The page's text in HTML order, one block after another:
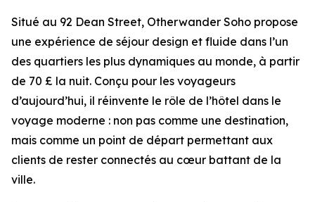
Situé au 92 Dean Street, Otherwander Soho propose
une expérience de séjour design et fluide dans l’un
des quartiers les plus dynamiques au monde, à partir
de 70 £ la nuit. Conçu pour les voyageurs
d’aujourd’hui, il réinvente le rôle de l’hôtel dans le
voyage moderne : non pas comme une destination,
mais comme un point de départ permettant aux
clients de rester connectés au cœur battant de la
ville.